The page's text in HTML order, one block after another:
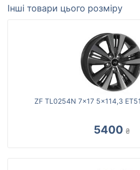
Інші товари цього розміру
ZF TL0254N 7x17 5x114,3
5400 ₴